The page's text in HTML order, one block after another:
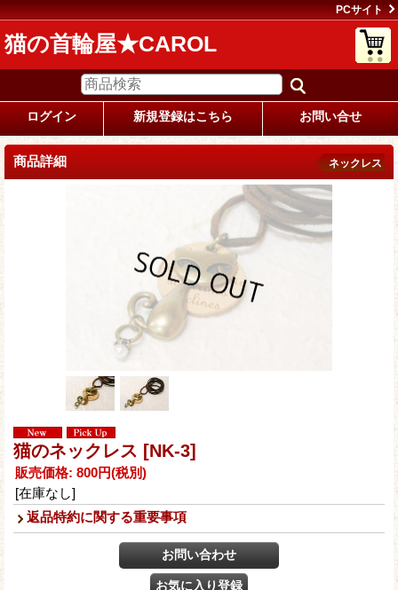
PCサイト
猫の首輪屋★CAROL
ログイン 新規登録はこちら お問い合せ
商品詳細 ネックレス
猫のネックレス [NK-3]
販売価格: 800円(税別)
[在庫なし]
返品特約に関する重要事項